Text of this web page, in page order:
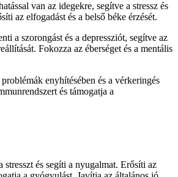
van az idegekre, segítve a stressz és
az elfogadást és a belső béke érzését.
a szorongást és a depressziót, segítve az
Fokozza az éberséget és a mentális
enyhítésében és a vérkeringés
és támogatja a
stresszt és segíti a nyugalmat. Erősíti az